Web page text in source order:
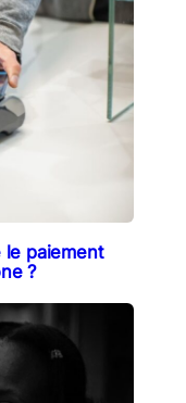
paiement
?